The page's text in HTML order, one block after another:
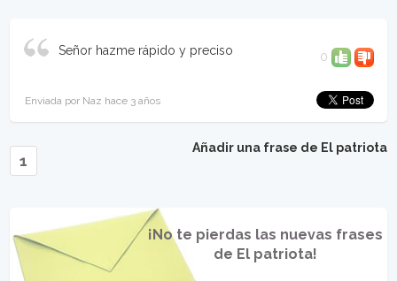
Señor hazme rápido y preciso 0
Enviada por Naz hace 3 años
Añadir una frase de El patriota
1
¡No te pierdas las nuevas frases
de El patriota!